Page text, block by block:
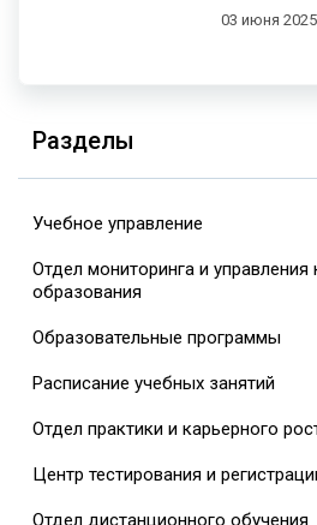
03 июня 2025
Разделы
Учебное управление
Отдел мониторинга и управления
образования
Образовательные программы
Расписание учебных занятий
Отдел практики и карьерного
Центр тестирования и
Отдел дистанционного обучения